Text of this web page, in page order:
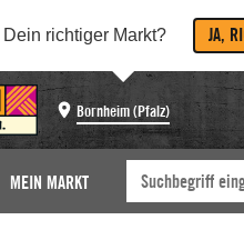
Dein richtiger Markt? JA,
Bornheim (Pfalz)
MEIN MARKT